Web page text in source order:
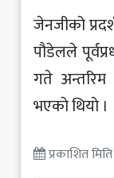
जेनजीको
पौडेलले
गते अन्तरिम
भएकाे थियाे ।
प्रकाशित